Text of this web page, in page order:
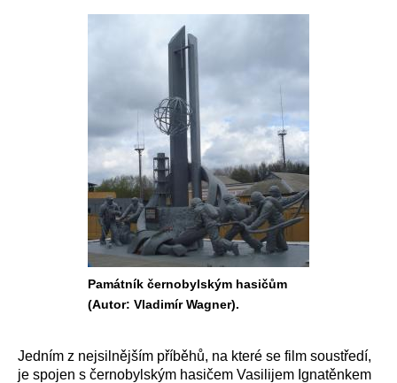
Památník černobylským hasičům
(Autor: Vladimír Wagner).
Jedním z nejsilnějším příběhů, na které se film soustředí,
je spojen s černobylským hasičem Vasilijem Ignatěnkem